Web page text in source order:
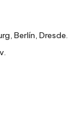
Berlín, Dresde.